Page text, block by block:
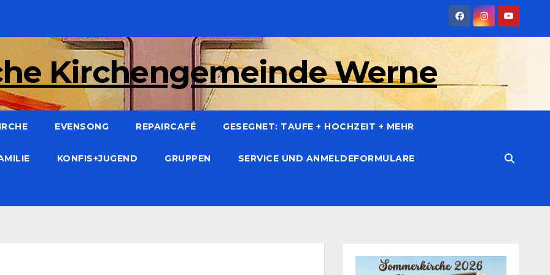
Kirchengemeinde Werne
EVENSONG REPAIRCAFÉ GESEGNET: TAUFE + HOCHZEIT + MEHR
KONFIS+JUGEND GRUPPEN SERVICE UND ANMELDEFORMULARE